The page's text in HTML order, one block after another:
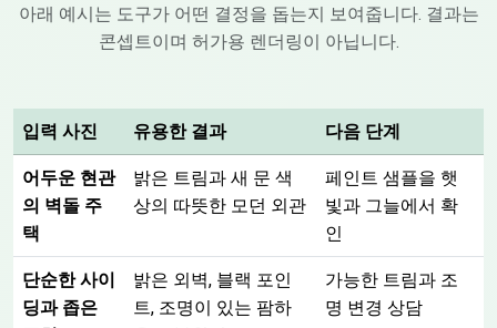
아래 예시는 도구가 어떤 결정을 돕는지 보여줍니다. 결과는
콘셉트이며 허가용 렌더링이 아닙니다.
입력 사진 유용한 결과 다음 단계
어두운 현관
의 벽돌 주
택
밝은 트림과 새 문 색
상의 따뜻한 모던 외관
페인트 샘플을 햇
빛과 그늘에서 확
인
단순한 사이
딩과 좁은
밝은 외벽, 블랙 포인
트, 조명이 있는 팜하
가능한 트림과 조
명 변경 상담